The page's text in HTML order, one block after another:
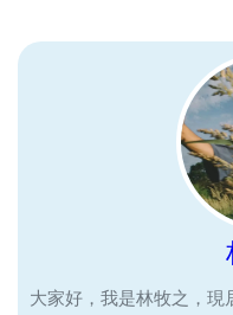
大家好，我是林牧之，